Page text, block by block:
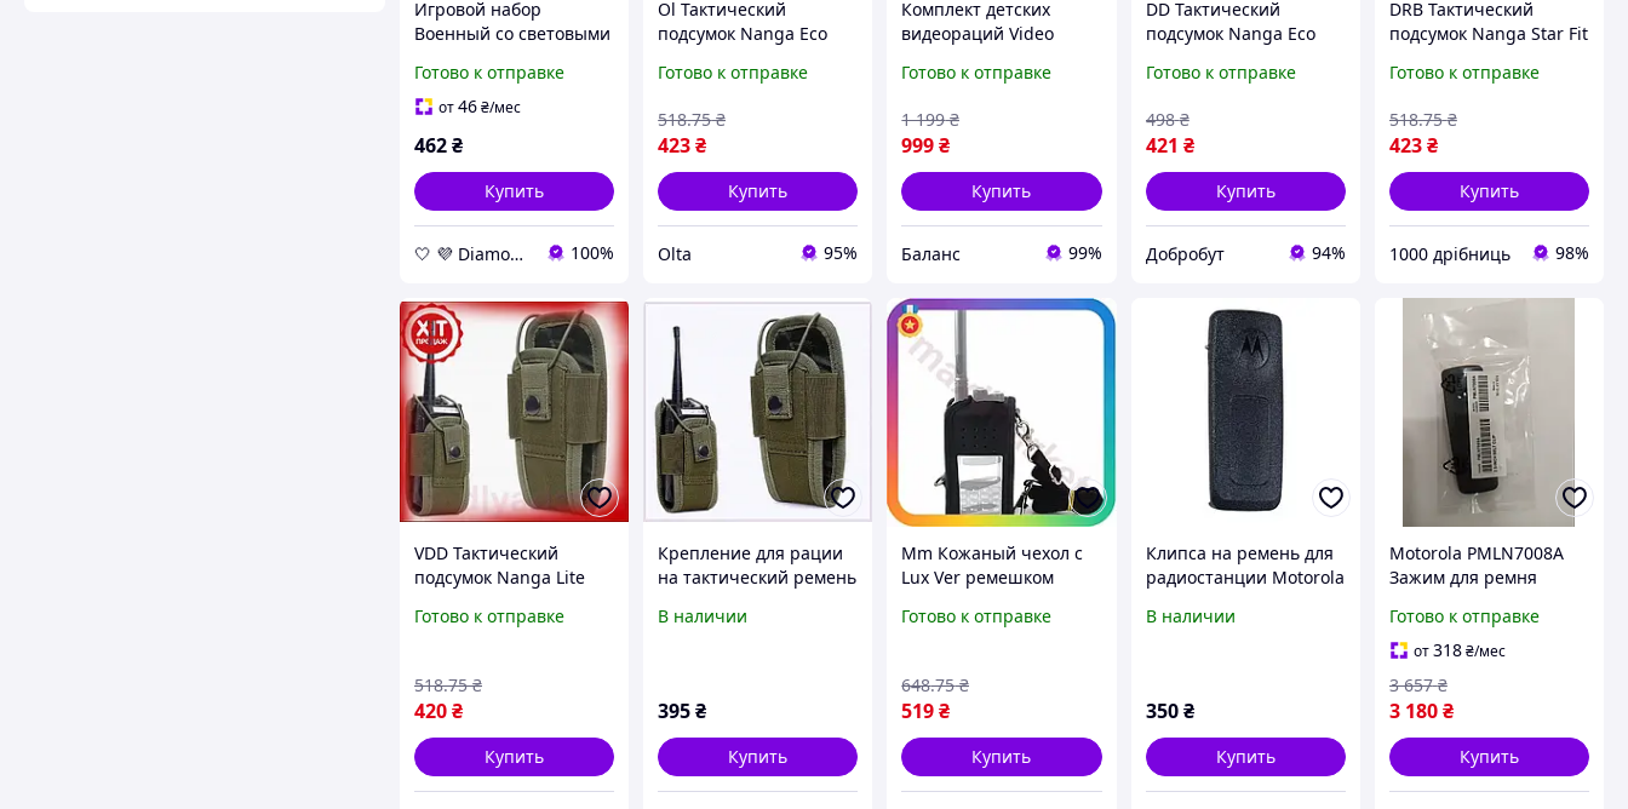
Игровой набор
Военный со световыми
эффектами: пистолет,
рация, очки, часы,
Готово к отправке
от46₴/мес
462₴
Купить
🤍 💜 Diamond 🤍 💜 100%
Ol Тактический
подсумок Nanga Eco
нейлона легкий MOLLE
ремне рю TOP22-G
Готово к отправке
423₴
518.75 ₴
Купить
Olta 95%
Комплект детских
видеораций Video
Готово к отправке
999₴
1 199 ₴
Купить
Баланс 99%
DD Тактический
подсумок Nanga Eco
креплением на ремень
водонепроницае
Dobro-A
Готово к отправке
421 ₴
498 ₴
Купить
Добробут 94%
DRB Тактический
подсумок Nanga Star Fit
нейлона легкий MOLLE
ремне р DRB_Q7
Готово к отправке
423₴
518.75 ₴
Купить
1000 дрібниць 98%
VDD Тактический
подсумок Nanga Lite
нейлона легкий MOLLE
ремне р VDD11-S
Готово к отправке
420₴
518.75 ₴
Купить
Крепление для рации
на тактический ремень
В наличии
395₴
Купить
Mm Кожаный чехол с
Lux Ver ремешком
Retevis RT3 RT3S TYT
держатель Maxi7\Q
Готово к отправке
519₴
648.75 ₴
Купить
Клипса на ремень для
радиостанции Motorola
В наличии
350 ₴
Купить
Motorola PMLN7008A
Зажим для ремня
Готово к отправке
от318₴/мес
3 180₴
3 657 ₴
Купить